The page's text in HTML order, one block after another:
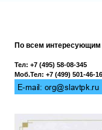
По всем
Тел: +7 (495) 58-08-345
Моб.Тел: +7 (499) 501-46-16